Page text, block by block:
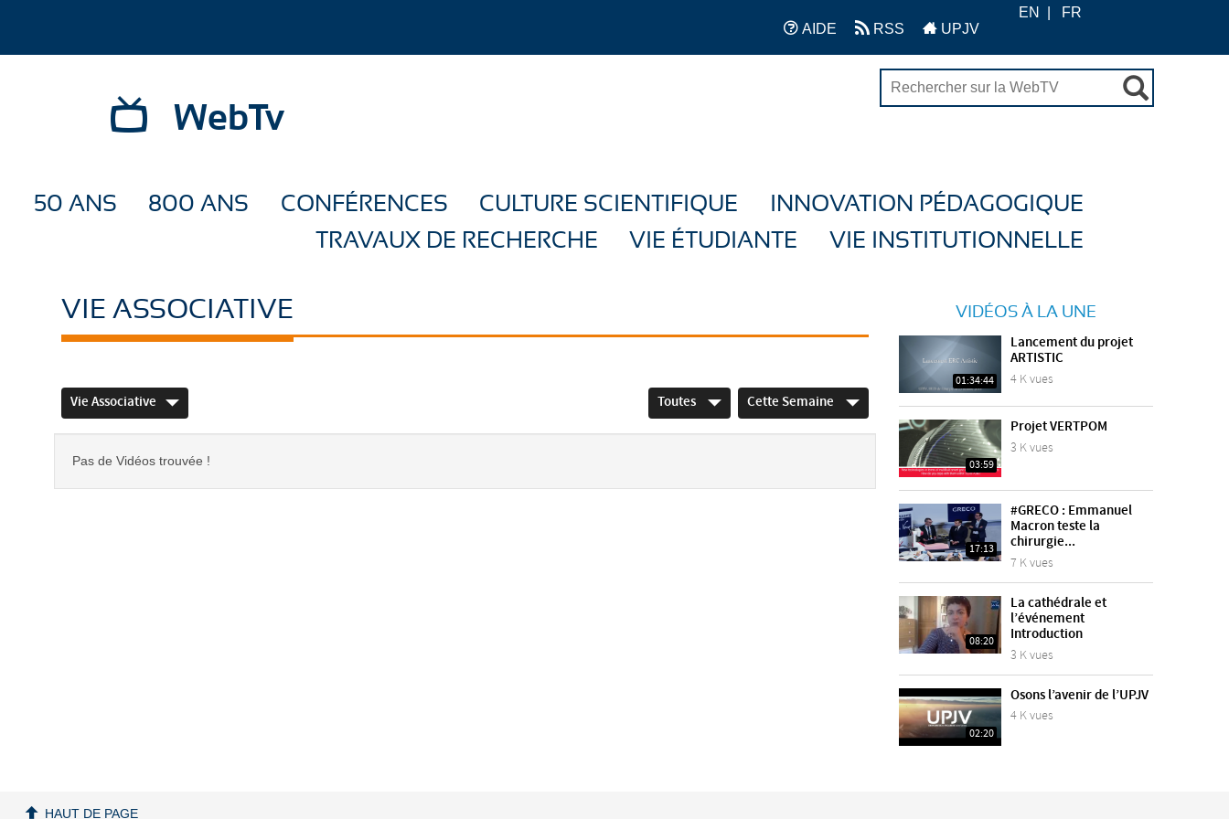
AIDE RSS UPJV
EN FR
WebTv
50 ANS 800 ANS CONFÉRENCES CULTURE SCIENTIFIQUE
INNOVATION PÉDAGOGIQUE
TRAVAUX DE RECHERCHE
VIE ÉTUDIANTE VIE INSTITUTIONNELLE
VIE ASSOCIATIVE
Vie Associative Toutes Cette Semaine
Pas de Vidéos trouvée !
VIDÉOS À LA UNE
01:34:44
Lancement du projet
ARTISTIC
4 K vues
03:59
Projet VERTPOM
3 K vues
17:13
#GRECO : Emmanuel
Macron teste la
chirurgie...
7 K vues
08:20
La cathédrale et
l’événement
Introduction
3 K vues
02:20
Osons l’avenir de l’UPJV
4 K vues
HAUT DE PAGE